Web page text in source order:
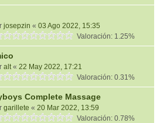
josepzin « 03 Ago 2022, 15:35
Valoración: 1.25%
alt« 22 May 2022, 17:21
Valoración: 0.31%
Complete Massage
garillete « 20 Mar 2022, 13:59
Valoración: 0.78%